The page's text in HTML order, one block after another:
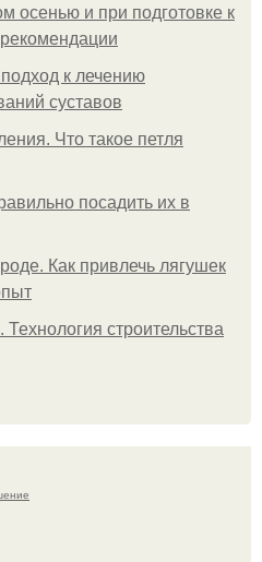
осенью и при подготовке к
к лечению
суставов
Что такое петля
посадить их в
Как привлечь лягушек
строительства